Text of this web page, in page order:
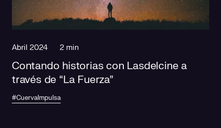
Responsabilidad social
Comercialización
Casos de éxito
Media
Abril 2024 2 min
Contando historias con Lasdelcine a
través de “La Fuerza”
#CuervaImpulsa